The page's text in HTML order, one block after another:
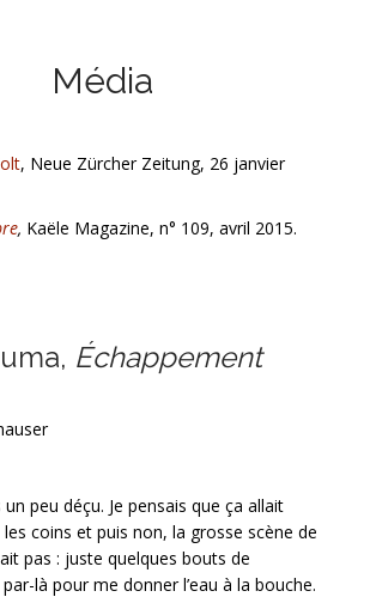
Média
, Neue Zürcher Zeitung, 26 janvier
, Kaële Magazine, n° 109, avril 2015.
Échappement
un peu déçu. Je pensais que ça allait
coins et puis non, la grosse scène de
pas : juste quelques bouts de
là pour me donner l’eau à la bouche.